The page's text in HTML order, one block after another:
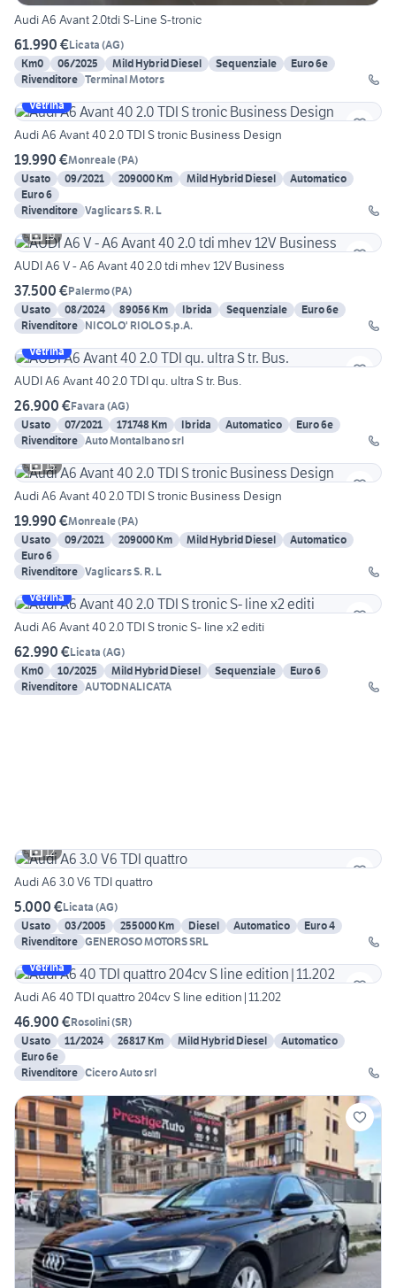
Audi A6 Avant 2.0tdi S-Line S-tronic
61.990 €Licata (AG)
Km0
06/2025 Mild Hybrid Diesel Sequenziale
Euro 6e
Rivenditore Terminal Motors
Vetrina
Audi A6 Avant 40 2.0 TDI S tronic Business Design
19.990 €Monreale(PA)
Usato
09/2021 209000 Km Mild Hybrid Diesel
Automatico
Euro 6
Rivenditore Vaglicars S. R. L
19
AUDI A6 V - A6 Avant 40 2.0 tdi mhev 12V Business
37.500 €Palermo(PA)
Usato
08/2024 89056 Km Ibrida Sequenziale
Euro 6e
Rivenditore NICOLO' RIOLO S.p.A.
Vetrina
AUDI A6 Avant 40 2.0 TDI qu. ultra S tr. Bus.
26.900 €Favara (AG)
Usato
07/2021 171748 Km Ibrida Automatico
Euro 6e
Rivenditore Auto Montalbano srl
15
Audi A6 Avant 40 2.0 TDI S tronic Business Design
19.990 €Monreale(PA)
Usato
09/2021 209000 Km Mild Hybrid Diesel
Automatico
Euro 6
Rivenditore Vaglicars S. R. L
Vetrina
Audi A6 Avant 40 2.0 TDI S tronic S- line x2 editi
62.990 €Licata (AG)
Km0
10/2025 Mild Hybrid Diesel Sequenziale
Euro 6
Rivenditore AUTODNALICATA
12
Audi A6 3.0 V6 TDI quattro
5.000 €Licata (AG)
Usato
03/2005 255000 Km Diesel Automatico
Euro 4
Rivenditore GENEROSO MOTORS SRL
Vetrina
Audi A6 40 TDI quattro 204cv S line edition|11.202
46.900 €Rosolini(SR)
Usato
11/2024 26817 Km Mild Hybrid Diesel
Automatico
Euro 6e
Rivenditore Cicero Auto srl